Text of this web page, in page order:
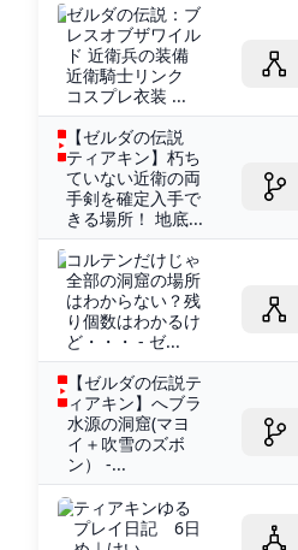
ゼルダの伝説：ブ
レスオブザワイル
ド 近衛兵の装備
近衛騎士リンク
コスプレ衣装 ...
【ゼルダの伝説
ティアキン】朽ち
ていない近衛の両
手剣を確定入手で
きる場所！ 地底...
コルテンだけじゃ
全部の洞窟の場所
はわからない？残
り個数はわかるけ
ど・・・ - ゼ...
【ゼルダの伝説テ
ィアキン】へブラ
水源の洞窟(マヨ
イ＋吹雪のズボ
ン） -...
ティアキンゆる
プレイ日記 6日